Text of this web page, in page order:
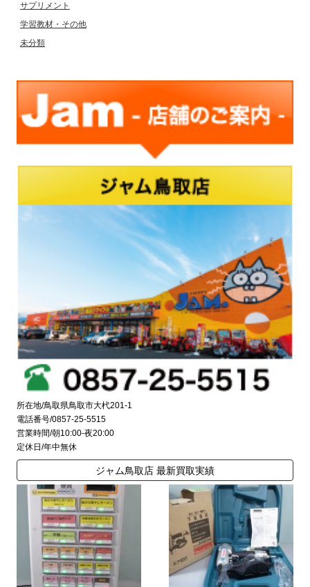
サプリメント
学習教材・その他
未分類
所在地/鳥取県鳥取市大杙201-1
電話番号/0857-25-5515
営業時間/朝10:00-夜20:00
定休日/年中無休
ジャム鳥取店 最新買取実績